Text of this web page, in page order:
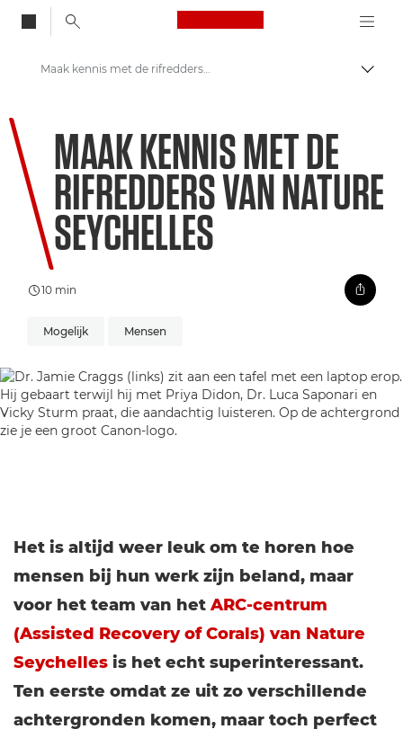
Canon Logo, back
Welkom bij VIEW
Onzichtbare wereld: Koraalbehoud voor de toekomst
Maak kennis met de rifredders van Nature Seychelles
MAAK KENNIS MET DE
RIFREDDERS VAN NATURE
SEYCHELLES
10 min
Mogelijk Mensen
Het is altijd weer leuk om te horen hoe
mensen bij hun werk zijn beland, maar
voor het team van het ARC-centrum
(Assisted Recovery of Corals) van Nature
Seychelles is het echt superinteressant.
Ten eerste omdat ze uit zo verschillende
achtergronden komen, maar toch perfect